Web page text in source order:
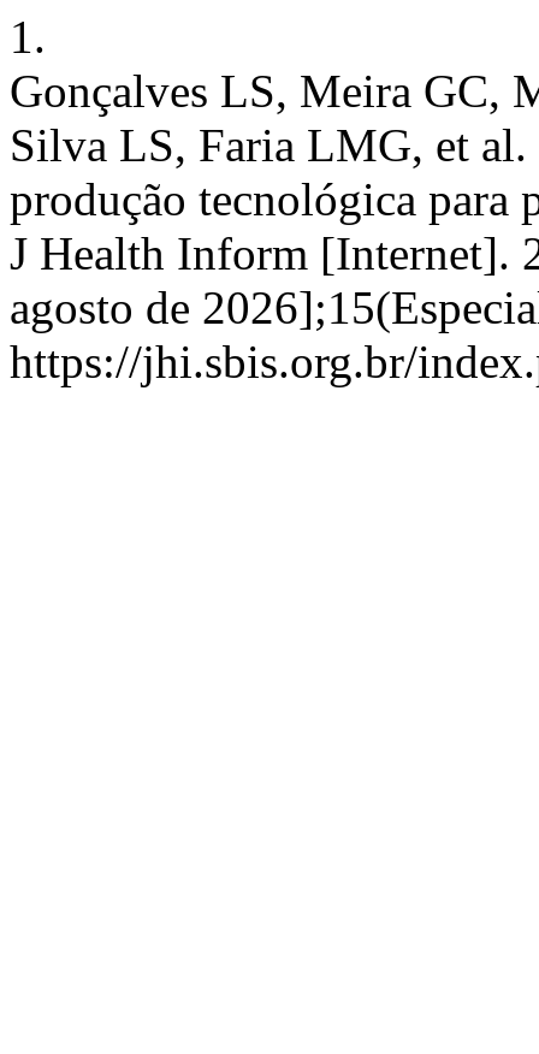
1.
Gonçalves LS, Meira GC,
Silva LS, Faria LMG, et al.
produção tecnológica para
J Health Inform [Internet].
agosto de
https://jhi.sbis.org.br/